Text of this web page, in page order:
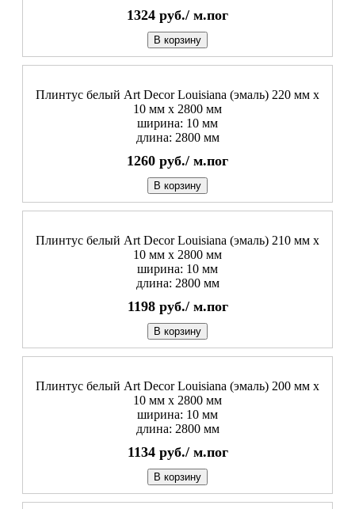
1324 руб./ м.пог
В корзину
Плинтус белый Art Decor Louisiana (эмаль) 220 мм х
10 мм х 2800 мм
ширина: 10 мм
длина: 2800 мм
1260 руб./ м.пог
В корзину
Плинтус белый Art Decor Louisiana (эмаль) 210 мм х
10 мм х 2800 мм
ширина: 10 мм
длина: 2800 мм
1198 руб./ м.пог
В корзину
Плинтус белый Art Decor Louisiana (эмаль) 200 мм х
10 мм х 2800 мм
ширина: 10 мм
длина: 2800 мм
1134 руб./ м.пог
В корзину